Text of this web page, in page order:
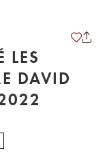
LES
DAVID
(DOMAINE) 2022